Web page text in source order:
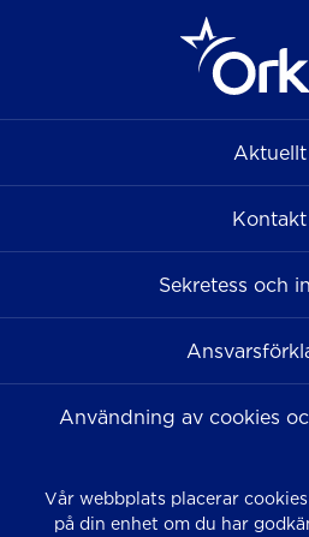
Aktuellt
Kontakt
Sekretess och
Användning av cookies
Vår webbplats placerar
på din enhet om du har